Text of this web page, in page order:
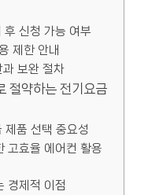
신청 가능 여부
제한 안내
보완 절차
절약하는 전기요금
제품 선택 중요성
고효율 에어컨 활용
경제적 이점